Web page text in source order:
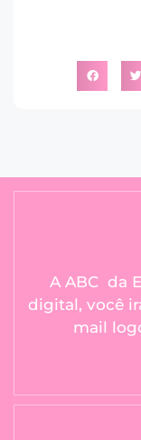
A ABC da
digital, você
mail